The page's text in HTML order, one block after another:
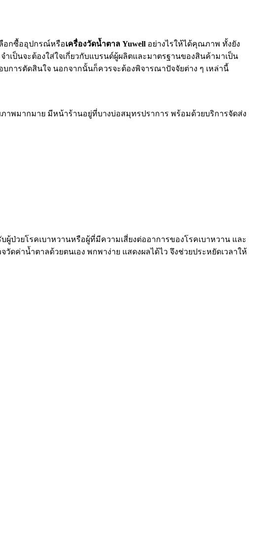
ลือกซื้ออุปกรณ์หรือเครื่องวัดน้ำตาล Yuwell อย่างไรให้ได้คุณภาพ ทั้งยัง
เป็นจะต้องใส่ใจเกี่ยวกับแบรนด์ผู้ผลิตและมาตรฐานของสินค้ามาเป็น
การตัดสินใจ นอกจากนั้นก็ควรจะต้องพิจารณาปัจจัยต่าง ๆ เหล่านี้
พมากมาย มีหน้าร้านอยู่ที่บางบ่อสมุทรปราการ พร้อมด้วยบริการจัดส่ง
ป่วยโรคเบาหวานหรือผู้ที่มีความเสี่ยงต่ออาการของโรคเบาหวาน และ
ดค่าน้ำตาลด้วยตนเอง พกพาง่าย แสดงผลได้ไว จึงช่วยประหยัดเวลาให้